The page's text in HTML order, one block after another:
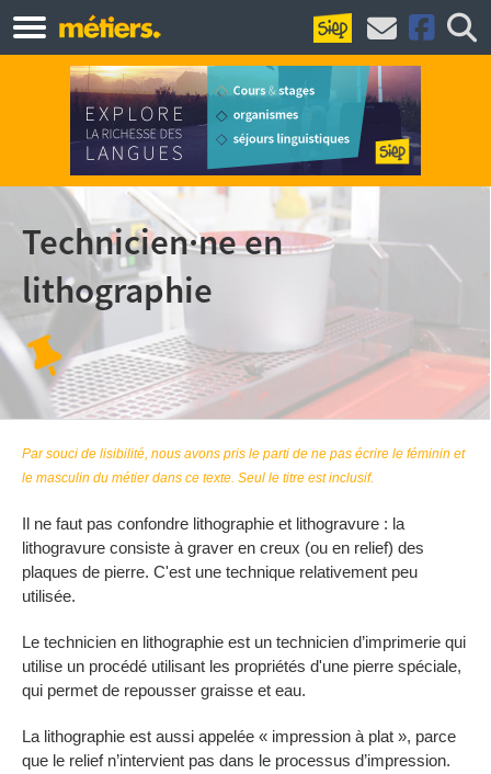
Technicien·ne en
lithographie
Par souci de lisibilité, nous avons pris le parti de ne pas écrire le féminin et
le masculin du métier dans ce texte. Seul le titre est inclusif.
Il ne faut pas confondre lithographie et lithogravure : la
lithogravure consiste à graver en creux (ou en relief) des
plaques de pierre. C'est une technique relativement peu
utilisée.
Le technicien en lithographie est un technicien d’imprimerie qui
utilise un procédé utilisant les propriétés d'une pierre spéciale,
qui permet de repousser graisse et eau.
La lithographie est aussi appelée « impression à plat », parce
que le relief n’intervient pas dans le processus d’impression.